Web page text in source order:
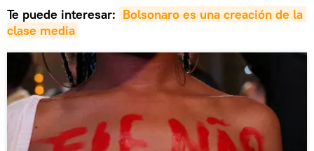
Te puede interesar: Bolsonaro es una creación de la
clase media